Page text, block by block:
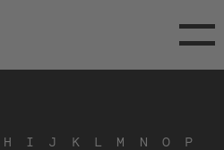
H I J K L M N O
P